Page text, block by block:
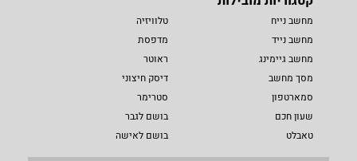
מחשב נייח
מחשב נייד
מחשב גיימינג
מסך מחשב
סמארטפון
שעון חכם
טאבלט
טלוויזיה
מדפסת
ראוטר
דיסק חיצוני
סטרימר
בושם לגבר
בושם לאישה